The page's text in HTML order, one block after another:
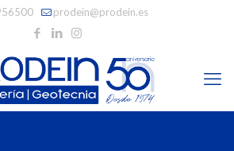
prodein@prodein.es